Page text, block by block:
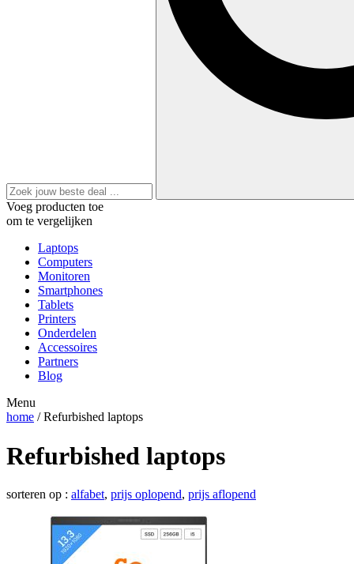
Voeg producten toe
om te vergelijken
Laptops
Computers
Monitoren
Smartphones
Tablets
Printers
Onderdelen
Accessoires
Partners
Blog
Menu
home / Refurbished laptops
Refurbished laptops
sorteren op : alfabet, prijs oplopend, prijs aflopend